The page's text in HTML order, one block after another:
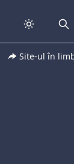
Site-ul în